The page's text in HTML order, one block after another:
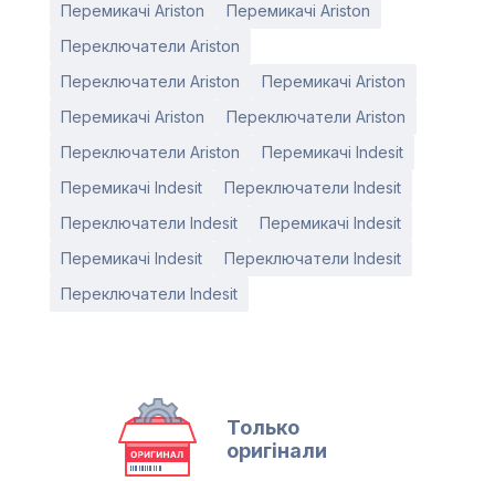
Перемикачі Ariston
Перемикачі Ariston
Переключатели Ariston
Переключатели Ariston
Перемикачі Ariston
Перемикачі Ariston
Переключатели Ariston
Переключатели Ariston
Перемикачі Indesit
Перемикачі Indesit
Переключатели Indesit
Переключатели Indesit
Перемикачі Indesit
Перемикачі Indesit
Переключатели Indesit
Переключатели Indesit
Только
оригінали